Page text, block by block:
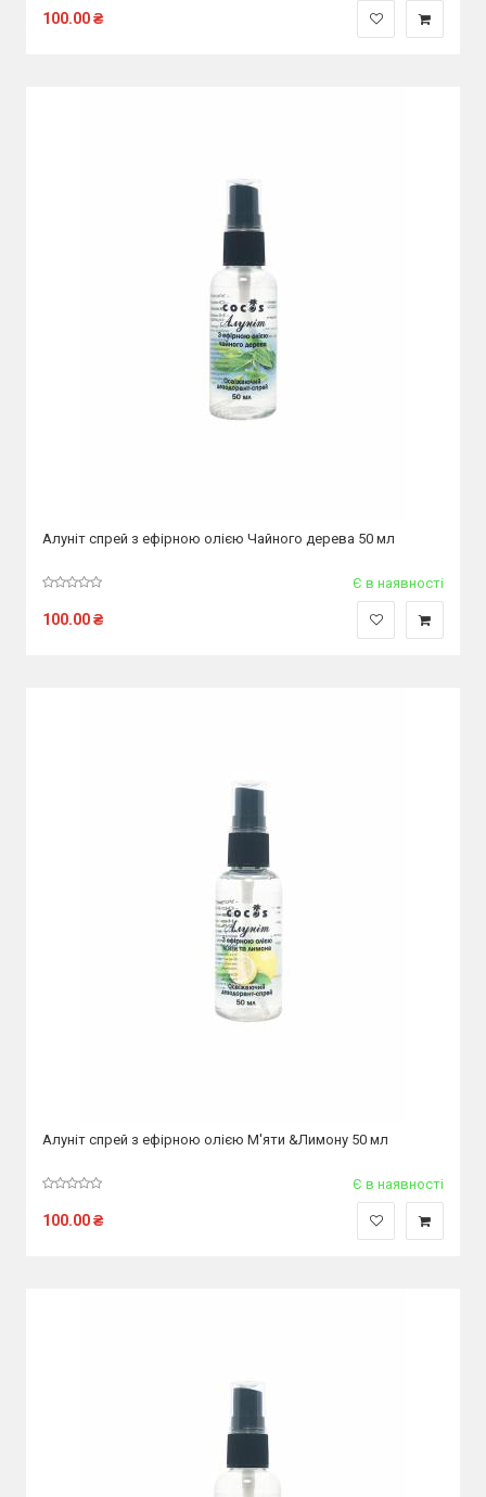
100.00₴
Алуніт спрей з ефірною олією Чайного дерева 50 мл
Є в наявності
100.00₴
Алуніт спрей з ефірною олією М'яти &Лимону 50 мл
Є в наявності
100.00₴